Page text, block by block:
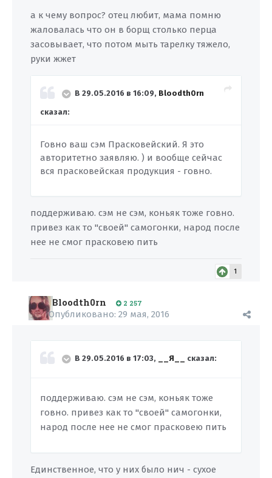
а к чему вопрос? отец любит, мама помню
жаловалась что он в борщ столько перца
засовывает, что потом мыть тарелку тяжело,
руки жжет
В 29.05.2016 в 16:09, Bloodth0rn
сказал:
Говно ваш сэм Прасковейский. Я это
авторитетно заявляю. ) и вообще сейчас
вся прасковейская продукция - говно.
поддерживаю. сэм не сэм, коньяк тоже говно.
привез как то "своей" самогонки, народ после
нее не смог прасковею пить
1
Bloodth0rn 2 257
Опубликовано: 29 мая, 2016
В 29.05.2016 в 17:03, __Я__ сказал:
поддерживаю. сэм не сэм, коньяк тоже
говно. привез как то "своей" самогонки,
народ после нее не смог прасковею пить
Единственное, что у них было нич - сухое